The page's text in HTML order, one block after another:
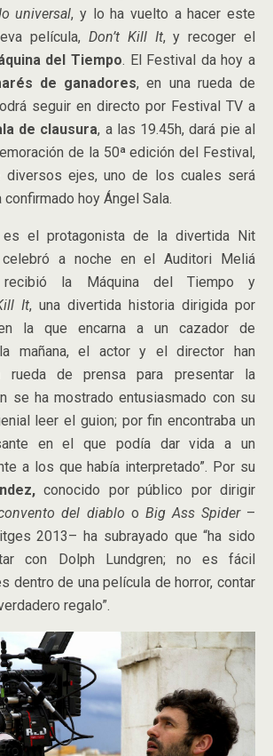
universal, y lo ha vuelto a hacer este
película, Don’t Kill It, y recoger el
del Tiempo. El Festival da hoy a
de ganadores, en una rueda de
seguir en directo por Festival TV a
de clausura, a las 19.45h, dará pie al
de la 50ª edición del Festival,
diversos ejes, uno de los cuales será
confirmado hoy Ángel Sala.
es el protagonista de la divertida Nit
celebró a noche en el Auditori Meliá
recibió la Máquina del Tiempo y
It, una divertida historia dirigida por
la que encarna a un cazador de
mañana, el actor y el director han
rueda de prensa para presentar la
se ha mostrado entusiasmado con su
leer el guion; por fin encontraba un
en el que podía dar vida a un
a los que había interpretado”. Por su
conocido por público por dirigir
del diablo o Big Ass Spider–
2013– ha subrayado que “ha sido
con Dolph Lundgren; no es fácil
dentro de una película de horror, contar
regalo”.